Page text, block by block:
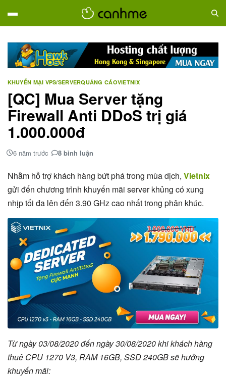
KHUYẾN MẠI VPS/SERVERQUẢNG CÁOVIETNIX
[QC] Mua Server tặng
Firewall Anti DDoS trị giá
1.000.000đ
6 năm trước 8 bình luận
Nhằm hỗ trợ khách hàng bứt phá trong mùa dịch, Vietnix
gửi đến chương trình khuyến mãi server khủng có xung
nhịp tối đa lên đến 3.90 GHz cao nhất trong phân khúc.
Từ ngày 03/08/2020 đến ngày 30/08/2020 khi khách hàng
thuê CPU 1270 V3, RAM 16GB, SSD 240GB sẽ hưởng
khuyến mãi: